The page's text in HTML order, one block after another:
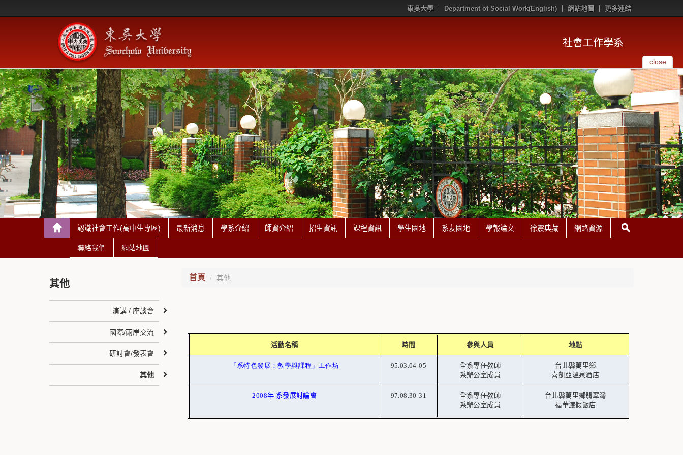
東吳大學 Department of Social Work(English) 網站地圖 更多連結
社會工作學系
close
認識社會工作(高中生專區) 最新消息 學系介紹 師資介紹 招生資訊 課程資訊 學生園地 系友園地 學報論文 徐震典藏 網路資源
聯絡我們 網站地圖
首頁 其他
活動名稱 時間 參與人員 地點
「系特色發展：教學與課程」工作坊 95.03.04-05
全系專任教師
系辦公室成員
台北縣萬里鄉
喜凱亞溫泉酒店
2008年 系發展討論會 97.08.30-31
全系專任教師
系辦公室成員
台北縣萬里鄉翡翠灣
福華渡假飯店
其他
演講 / 座談會
國際/兩岸交流
研討會/發表會
其他